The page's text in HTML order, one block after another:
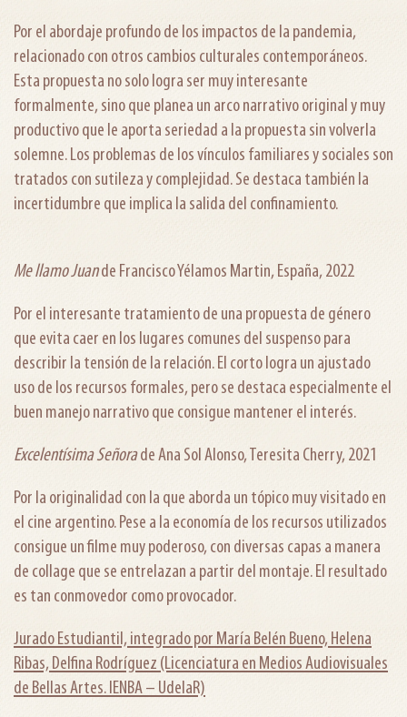
Por el abordaje profundo de los impactos de la pandemia,
relacionado con otros cambios culturales contemporáneos.
Esta propuesta no solo logra ser muy interesante
formalmente, sino que planea un arco narrativo original y muy
productivo que le aporta seriedad a la propuesta sin volverla
solemne. Los problemas de los vínculos familiares y sociales son
tratados con sutileza y complejidad. Se destaca también la
incertidumbre que implica la salida del confinamiento.
Me llamo Juande Francisco Yélamos Martin, España, 2022
Por el interesante tratamiento de una propuesta de género
que evita caer en los lugares comunes del suspenso para
describir la tensión de la relación. El corto logra un ajustado
uso de los recursos formales, pero se destaca especialmente el
buen manejo narrativo que consigue mantener el interés.
Excelentísima Señorade Ana Sol Alonso, Teresita Cherry, 2021
Por la originalidad con la que aborda un tópico muy visitado en
el cine argentino. Pese a la economía de los recursos utilizados
consigue un filme muy poderoso, con diversas capas a manera
de collage que se entrelazan a partir del montaje. El resultado
es tan conmovedor como provocador.
Jurado Estudiantil, integrado por María Belén Bueno, Helena
Ribas, Delfina Rodríguez (Licenciatura en Medios Audiovisuales
de Bellas Artes. IENBA – UdelaR)